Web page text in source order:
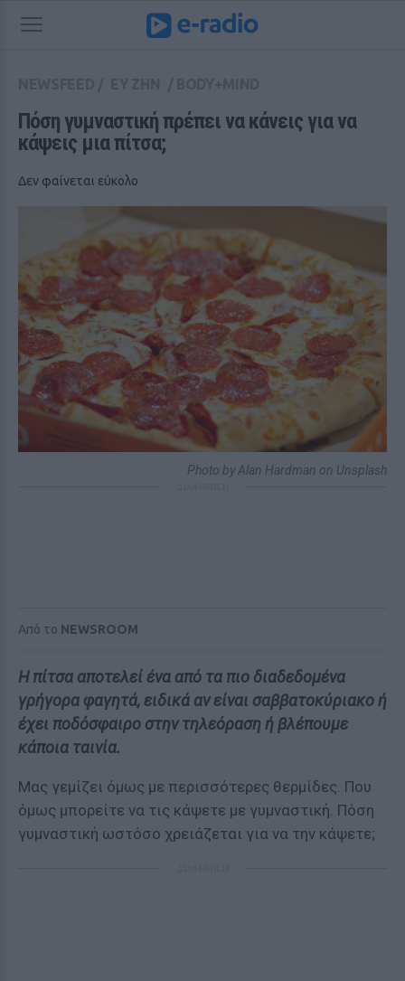
Πόση γυμναστική πρέπει να κάνεις για να
κάψεις μια πίτσα;
Δεν φαίνεται εύκολο
Photo by Alan Hardman on Unsplash
Από το NEWSROOM
Η πίτσα αποτελεί ένα από τα πιο διαδεδομένα
γρήγορα φαγητά, ειδικά αν είναι σαββατοκύριακο ή
έχει ποδόσφαιρο στην τηλεόραση ή βλέπουμε
κάποια ταινία.
Μας γεμίζει όμως με περισσότερες θερμίδες. Που
όμως μπορείτε να τις κάψετε με γυμναστική. Πόση
γυμναστική ωστόσο χρειάζεται για να την κάψετε;